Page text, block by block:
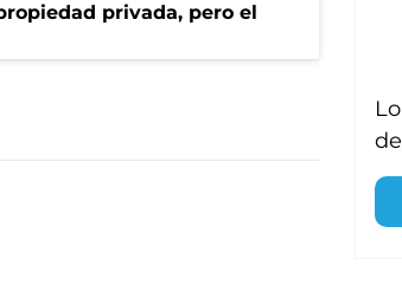
privada, pero el